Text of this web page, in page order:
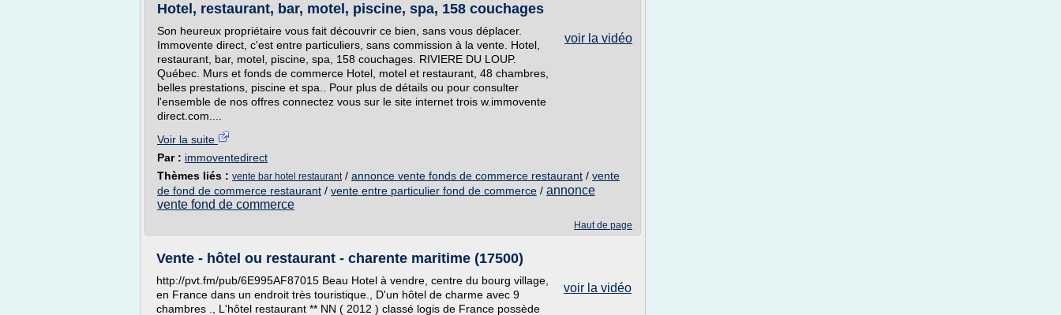
Hotel, restaurant, bar, motel, piscine, spa, 158 couchages
voir la vidéo
Son heureux propriétaire vous fait découvrir ce bien, sans vous déplacer.
Immovente direct, c'est entre particuliers, sans commission à la vente. Hotel,
restaurant, bar, motel, piscine, spa, 158 couchages. RIVIERE DU LOUP.
Québec. Murs et fonds de commerce Hotel, motel et restaurant, 48 chambres,
belles prestations, piscine et spa.. Pour plus de détails ou pour consulter
l'ensemble de nos offres connectez vous sur le site internet trois w.immovente
direct.com....
Voir la suite
Par : immoventedirect
Thèmes liés : vente bar hotel restaurant/ annonce vente fonds de commerce restaurant / vente
de fond de commerce restaurant / vente entre particulier fond de commerce / annonce
vente fond de commerce
Haut de page
Vente - hôtel ou restaurant - charente maritime (17500)
voir la vidéo
http://pvt.fm/pub/6E995AF87015 Beau Hotel à vendre, centre du bourg village,
en France dans un endroit très touristique., D'un hôtel de charme avec 9
chambres ., L'hôtel restaurant ** NN ( 2012 ) classé logis de France possède